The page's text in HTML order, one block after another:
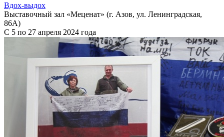
Вдох-выдох
Выставочный зал «Меценат» (г. Азов, ул. Ленинградская,
86А)
С 5 по 27 апреля 2024 года